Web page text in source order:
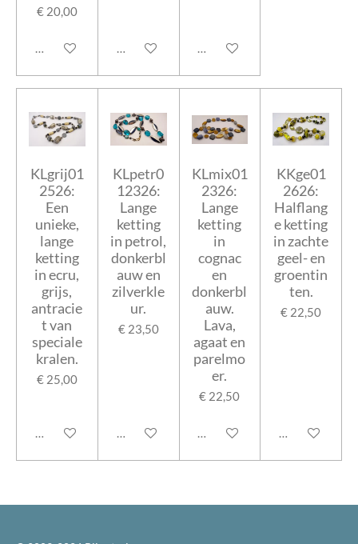
€ 20,00
In winkelwagen In winkelwagen In winkelwagen
KLgrij01
2526:
Een
unieke,
lange
ketting
in ecru,
grijs,
antracie
t van
speciale
kralen.
€ 25,00
In winkelwagen
KLpetr0
12326:
Lange
ketting
in petrol,
donkerbl
auw en
zilverkle
ur.
€ 23,50
In winkelwagen
KLmix01
2326:
Lange
ketting
in
cognac
en
donkerbl
auw.
Lava,
agaat en
parelmo
er.
€ 22,50
In winkelwagen
KKge01
2626:
Halflang
e ketting
in zachte
geel- en
groentin
ten.
€ 22,50
In